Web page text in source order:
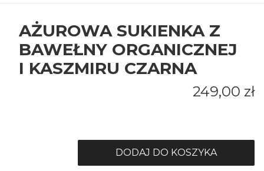
AŻUROWA SUKIENKA Z
BAWEŁNY ORGANICZNEJ
I KASZMIRU CZARNA
Cena
249,00 zł
DODAJ DO KOSZYKA